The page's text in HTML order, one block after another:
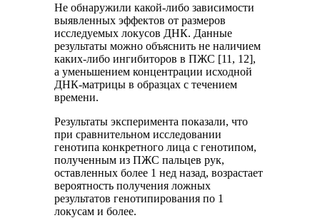
Не обнаружили какой-либо зависимости
выявленных эффектов от размеров
исследуемых локусов ДНК. Данные
результаты можно объяснить не наличием
каких-либо ингибиторов в ПЖС [11, 12],
а уменьшением концентрации исходной
ДНК-матрицы в образцах с течением
времени.
Результаты эксперимента показали, что
при сравнительном исследовании
генотипа конкретного лица с генотипом,
полученным из ПЖС пальцев рук,
оставленных более 1 нед назад, возрастает
вероятность получения ложных
результатов генотипирования по 1
локусам и более.